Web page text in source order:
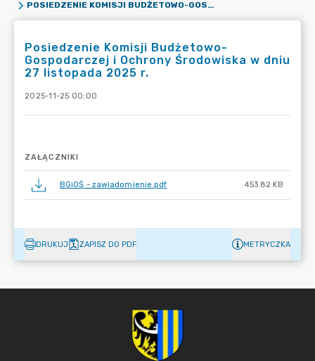
POSIEDZENIE KOMISJI BUDŻETOWO-GOSPODARCZEJ I OCHRONY ŚRODOWISKA W DNIU 27 LISTOPADA 2025 R.
Posiedzenie Komisji Budżetowo-
Gospodarczej i Ochrony Środowiska w dniu
27 listopada 2025 r.
2025-11-25 00:00
ZAŁĄCZNIKI
BGiOŚ - zawiadomienie.pdf 453.82 KB
DRUKUJ ZAPISZ DO PDF METRYCZKA